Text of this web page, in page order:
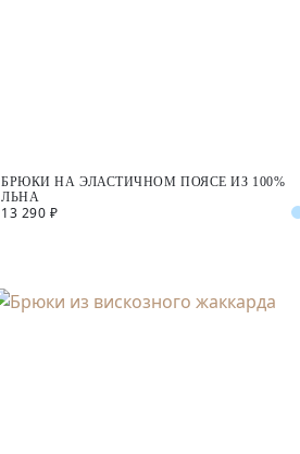
БРЮКИ НА ЭЛАСТИЧНОМ ПОЯСЕ ИЗ 100%
ЛЬНА
13 290 ₽